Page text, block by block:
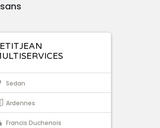
Sedan
Ardennes
Francis Duchenois